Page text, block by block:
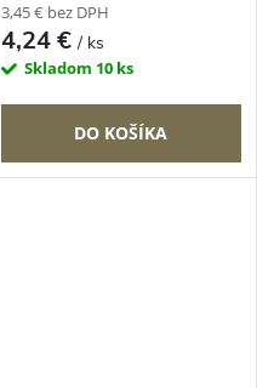
3,45 € bez DPH
4,24 €/ ks
Skladom 10 ks
DO KOŠÍKA